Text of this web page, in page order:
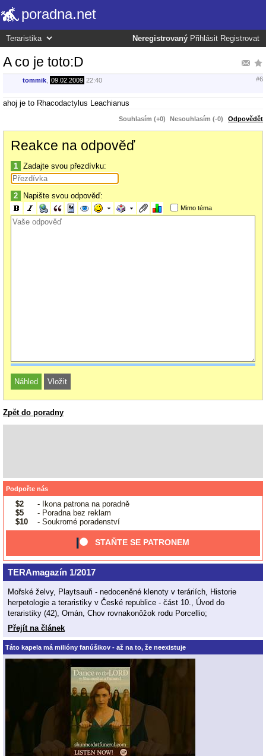
poradna.net
Neregistrovaný Přihlásit Registrovat
A co je toto:D
tommik 09.02.2009 22:40 #6
ahoj je to Rhacodactylus Leachianus
Souhlasím (+0) Nesouhlasím (-0) Odpovědět
Reakce na odpověď
1 Zadajte svou přezdívku:
2 Napište svou odpověď:
Mimo téma
Zpět do poradny
Podpořte nás
$2
- Ikona patrona na poradně
$5
- Poradna bez reklam
$10
- Soukromé poradenství
STAŇTE SE PATRONEM
TERAmagazín 1/2017
Mořské želvy, Playtsauři - nedoceněné klenoty v teráriích, Historie
herpetologie a teraristiky v České republice - část 10., Úvod do
teraristiky (42), Omán, Chov rovnakonôžok rodu Porcellio;
Přejít na článek
Táto kapela má milióny fanúšikov - až na to, že neexistuje